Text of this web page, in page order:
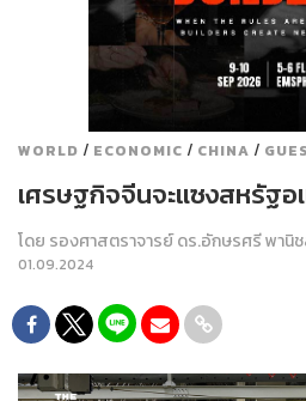
WORLD / ECONOMIC / CHINA /
เศรษฐกิจจีนจะแซงสหรัฐอ
โดย รองศาสตราจารย์ ดร.อักษรศรี พานิ
01.09.2024